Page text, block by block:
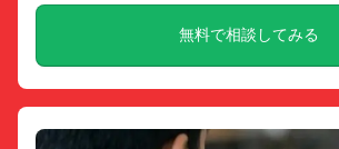
無料で相談してみる